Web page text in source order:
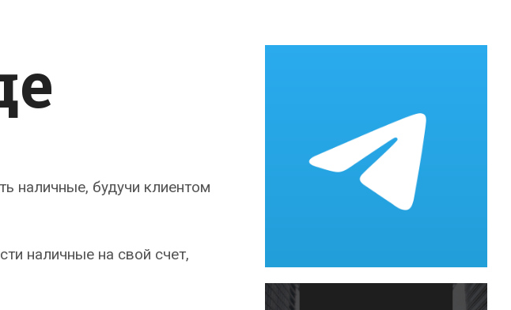
наличные, будучи клиентом
наличные на свой счет,